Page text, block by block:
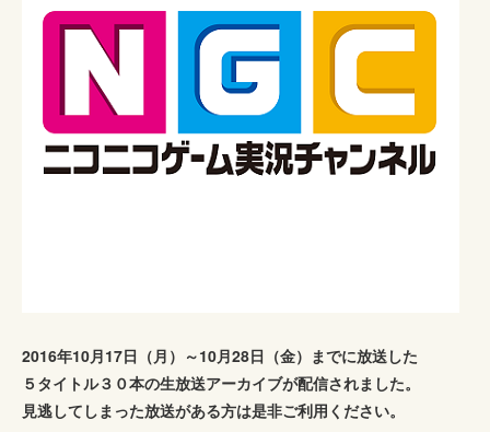
2016年10月17日（月）～10月28日（金）までに放送した
５タイトル３０本の生放送アーカイブが配信されました。
見逃してしまった放送がある方は是非ご利用ください。